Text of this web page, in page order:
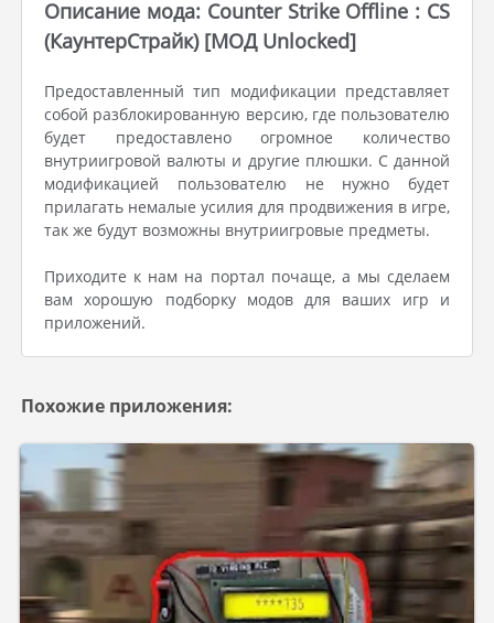
Описание мода: Counter Strike Offline : CS
(КаунтерСтрайк) [МОД Unlocked]
Предоставленный тип модификации представляет
собой разблокированную версию, где пользователю
будет предоставлено огромное количество
внутриигровой валюты и другие плюшки. С данной
модификацией пользователю не нужно будет
прилагать немалые усилия для продвижения в игре,
так же будут возможны внутриигровые предметы.
Приходите к нам на портал почаще, а мы сделаем
вам хорошую подборку модов для ваших игр и
приложений.
Похожие приложения: